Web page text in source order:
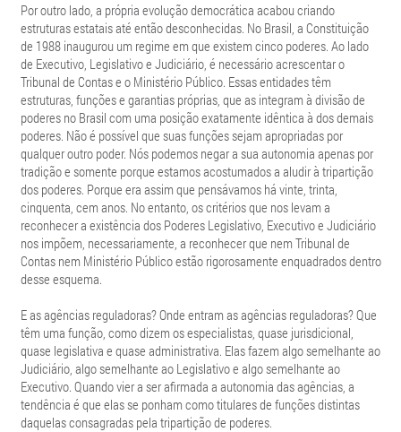
Por outro lado, a própria evolução democrática acabou criando
estruturas estatais até então desconhecidas. No Brasil, a Constituição
de 1988 inaugurou um regime em que existem cinco poderes. Ao lado
de Executivo, Legislativo e Judiciário, é necessário acrescentar o
Tribunal de Contas e o Ministério Público. Essas entidades têm
estruturas, funções e garantias próprias, que as integram à divisão de
poderes no Brasil com uma posição exatamente idêntica à dos demais
poderes. Não é possível que suas funções sejam apropriadas por
qualquer outro poder. Nós podemos negar a sua autonomia apenas por
tradição e somente porque estamos acostumados a aludir à tripartição
dos poderes. Porque era assim que pensávamos há vinte, trinta,
cinquenta, cem anos. No entanto, os critérios que nos levam a
reconhecer a existência dos Poderes Legislativo, Executivo e Judiciário
nos impõem, necessariamente, a reconhecer que nem Tribunal de
Contas nem Ministério Público estão rigorosamente enquadrados dentro
desse esquema.
E as agências reguladoras? Onde entram as agências reguladoras? Que
têm uma função, como dizem os especialistas, quase jurisdicional,
quase legislativa e quase administrativa. Elas fazem algo semelhante ao
Judiciário, algo semelhante ao Legislativo e algo semelhante ao
Executivo. Quando vier a ser afirmada a autonomia das agências, a
tendência é que elas se ponham como titulares de funções distintas
daquelas consagradas pela tripartição de poderes.